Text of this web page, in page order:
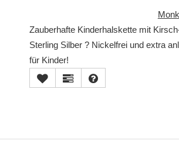
Zauberhafte Kinderhalskette mit
Sterling Silber ? Nickelfrei und extra
für Kinder!